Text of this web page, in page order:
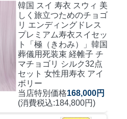
韓国 スイ 寿衣 スウィ 美
しく旅立つためのチョゴ
リ エンディングドレス
プレミアム寿衣スイセッ
ト「極（きわみ）」韓国
葬儀用死装束 経帷子 チ
マチョゴリ シルク32点
セット 女性用寿衣 アイ
ボリー
当店特別価格168,000円
(消費税込:184,800円)